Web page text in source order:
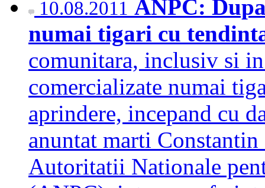
10.08.2011 ANPC:
numai tigari cu
comunitara, inclusiv si
comercializate numai
aprindere, incepand cu
anuntat marti
Autoritatii Nationale